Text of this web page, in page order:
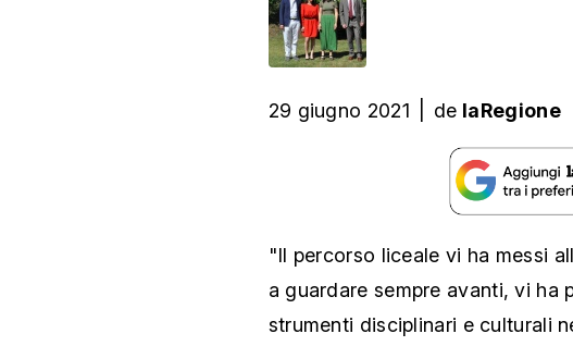
29 giugno 2021 de laRegione
"Il percorso liceale vi ha messi
a guardare sempre avanti, vi ha
strumenti disciplinari e culturali